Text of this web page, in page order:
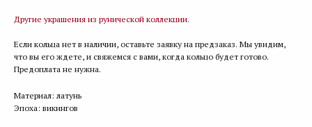
Другие украшения из рунической коллекции.
Если кольца нет в наличии, оставьте заявку на предзаказ. Мы увидим,
что вы его ждете, и свяжемся с вами, когда кольцо будет готово.
Предоплата не нужна.
Материал: латунь
Эпоха: викингов